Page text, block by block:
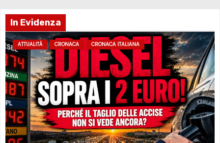
In Evidenza
ATTUALITÀ CRONACA CRONACA ITALIANA